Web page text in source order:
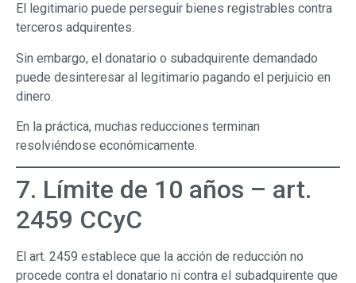
El legitimario puede perseguir bienes registrables contra
terceros adquirentes.
Sin embargo, el donatario o subadquirente demandado
puede desinteresar al legitimario pagando el perjuicio en
dinero.
En la práctica, muchas reducciones terminan
resolviéndose económicamente.
7. Límite de 10 años – art.
2459 CCyC
El art. 2459 establece que la acción de reducción no
procede contra el donatario ni contra el subadquirente que